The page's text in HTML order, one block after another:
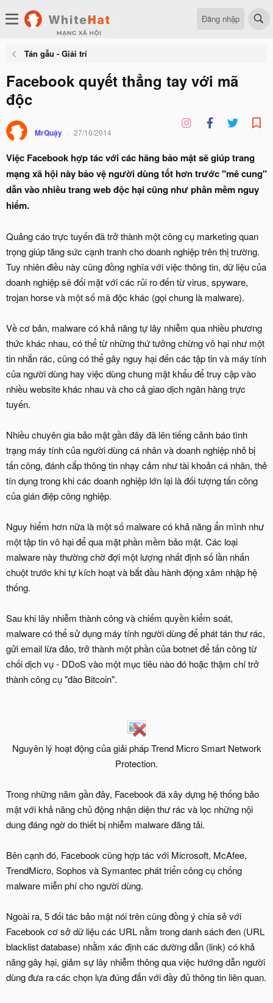
Đăng nhập
Tán gẫu - Giải trí
Facebook quyết thẳng tay với mã
độc
MrQuậy 27/10/2014
Việc Facebook hợp tác với các hãng bảo mật sẽ giúp trang
mạng xã hội này bảo vệ người dùng tốt hơn trước "mê cung"
dẫn vào nhiều trang web độc hại cũng như phần mềm nguy
hiểm.
Quảng cáo trực tuyến đã trở thành một công cụ marketing quan
trọng giúp tăng sức cạnh tranh cho doanh nghiệp trên thị trường.
Tuy nhiên điều này cũng đồng nghĩa với việc thông tin, dữ liệu của
doanh nghiệp sẽ đối mặt với các rủi ro đến từ virus, spyware,
trojan horse và một số mã độc khác (gọi chung là malware).
Về cơ bản, malware có khả năng tự lây nhiễm qua nhiều phương
thức khác nhau, có thể từ những thứ tưởng chừng vô hại như một
tin nhắn rác, cũng có thể gây nguy hại đến các tập tin và máy tính
của người dùng hay việc dùng chung mật khẩu để truy cập vào
nhiều website khác nhau và cho cả giao dịch ngân hàng trực
tuyến.
Nhiều chuyên gia bảo mật gần đây đã lên tiếng cảnh báo tình
trạng máy tính của người dùng cá nhân và doanh nghiệp nhỏ bị
tấn công, đánh cắp thông tin nhạy cảm như tài khoản cá nhân, thẻ
tín dụng trong khi các doanh nghiệp lớn lại là đối tượng tấn công
của gián điệp công nghiệp.
Nguy hiểm hơn nữa là một số malware có khả năng ẩn mình như
một tập tin vô hại để qua mặt phần mềm bảo mật. Các loại
malware này thường chờ đợi một lượng nhất định số lần nhấn
chuột trước khi tự kích hoạt và bắt đầu hành động xâm nhập hệ
thống.
Sau khi lây nhiễm thành công và chiếm quyền kiểm soát,
malware có thể sử dụng máy tính người dùng để phát tán thư rác,
gửi email lừa đảo, trở thành một phần của botnet để tấn công từ
chối dịch vụ - DDoS vào một mục tiêu nào đó hoặc thậm chí trở
thành công cụ "đào Bitcoin".
Nguyên lý hoạt động của giải pháp Trend Micro Smart Network
Protection.​
Trong những năm gần đây, Facebook đã xây dựng hệ thống bảo
mật với khả năng chủ động nhận diện thư rác và lọc những nội
dung đáng ngờ do thiết bị nhiễm malware đăng tải.
Bên cạnh đó, Facebook cũng hợp tác với Microsoft, McAfee,
TrendMicro, Sophos và Symantec phát triển công cụ chống
malware miễn phí cho người dùng.
Ngoài ra, 5 đối tác bảo mật nói trên cũng đồng ý chia sẻ với
Facebook cơ sở dữ liệu các URL nằm trong danh sách đen (URL
blacklist database) nhằm xác định các dường dẫn (link) có khả
năng gây hại, giảm sự lây nhiễm thông qua việc hướng dẫn người
dùng đưa ra các chọn lựa đúng đắn với đầy đủ thông tin liên quan.